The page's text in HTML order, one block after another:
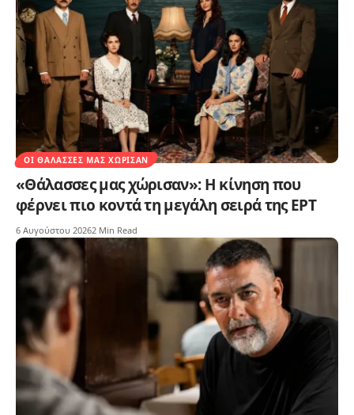
ΟΙ ΘΆΛΑΣΣΕΣ ΜΑΣ ΧΏΡΙΣΑΝ
«Θάλασσες μας χώρισαν»: Η κίνηση που
φέρνει πιο κοντά τη μεγάλη σειρά της ΕΡΤ
6 Αυγούστου 20262 Min Read